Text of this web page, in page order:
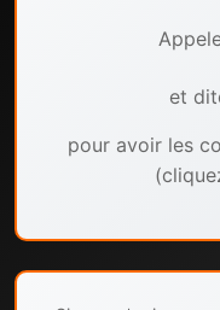
et
pour avoir les